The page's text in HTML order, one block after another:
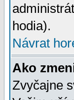
hodia).
Návrat
Ako
Zvyčajne